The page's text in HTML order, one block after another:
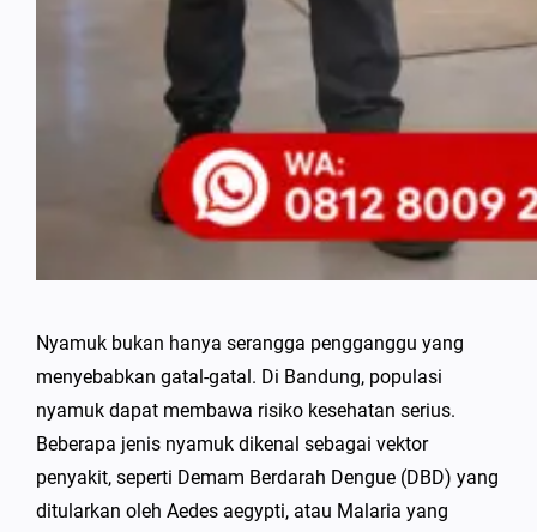
Nyamuk bukan hanya serangga pengganggu yang
menyebabkan gatal-gatal. Di Bandung, populasi
nyamuk dapat membawa risiko kesehatan serius.
Beberapa jenis nyamuk dikenal sebagai vektor
penyakit, seperti Demam Berdarah Dengue (DBD) yang
ditularkan oleh Aedes aegypti, atau Malaria yang